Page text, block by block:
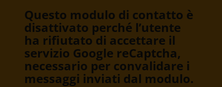
Questo modulo di contatto è
disattivato perché l’utente
ha rifiutato di accettare il
servizio Google reCaptcha,
necessario per convalidare i
messaggi inviati dal modulo.